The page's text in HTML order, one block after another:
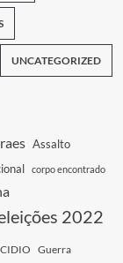
UNCATEGORIZED
Assalto
corpo encontrado
2022
Guerra